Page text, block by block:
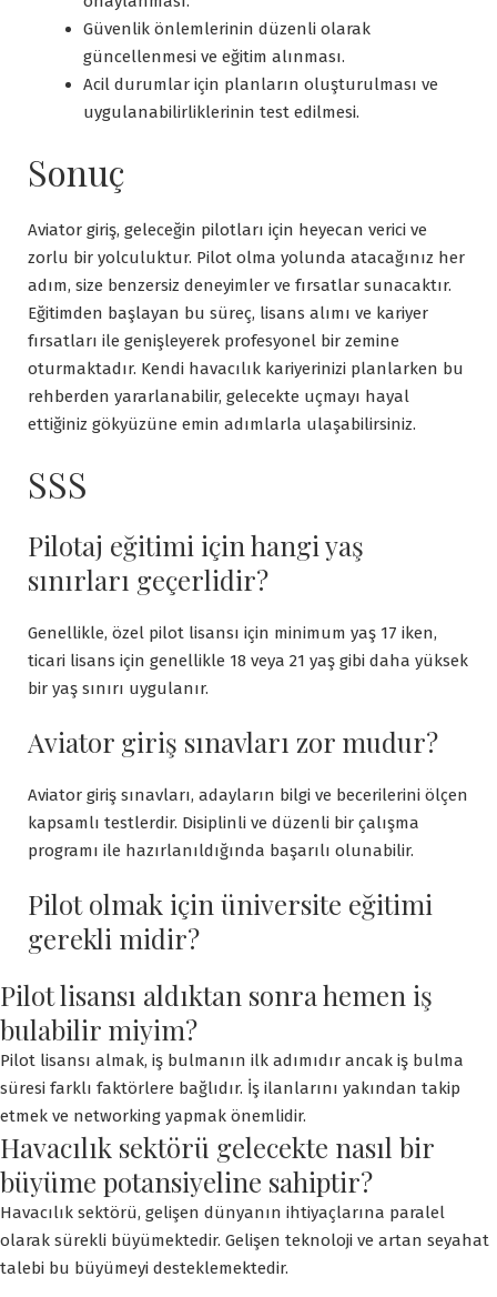
Güvenlik önlemlerinin düzenli olarak
güncellenmesi ve eğitim alınması.
Acil durumlar için planların oluşturulması ve
uygulanabilirliklerinin test edilmesi.
Sonuç
Aviator giriş, geleceğin pilotları için heyecan verici ve
zorlu bir yolculuktur. Pilot olma yolunda atacağınız her
adım, size benzersiz deneyimler ve fırsatlar sunacaktır.
Eğitimden başlayan bu süreç, lisans alımı ve kariyer
fırsatları ile genişleyerek profesyonel bir zemine
oturmaktadır. Kendi havacılık kariyerinizi planlarken bu
rehberden yararlanabilir, gelecekte uçmayı hayal
ettiğiniz gökyüzüne emin adımlarla ulaşabilirsiniz.
SSS
Pilotaj eğitimi için hangi yaş
sınırları geçerlidir?
Genellikle, özel pilot lisansı için minimum yaş 17 iken,
ticari lisans için genellikle 18 veya 21 yaş gibi daha yüksek
bir yaş sınırı uygulanır.
Aviator giriş sınavları zor mudur?
Aviator giriş sınavları, adayların bilgi ve becerilerini ölçen
kapsamlı testlerdir. Disiplinli ve düzenli bir çalışma
programı ile hazırlanıldığında başarılı olunabilir.
Pilot olmak için üniversite eğitimi
gerekli midir?
Pilot lisansı aldıktan sonra hemen iş
bulabilir miyim?
Pilot lisansı almak, iş bulmanın ilk adımıdır ancak iş bulma
süresi farklı faktörlere bağlıdır. İş ilanlarını yakından takip
etmek ve networking yapmak önemlidir.
Havacılık sektörü gelecekte nasıl bir
büyüme potansiyeline sahiptir?
Havacılık sektörü, gelişen dünyanın ihtiyaçlarına paralel
olarak sürekli büyümektedir. Gelişen teknoloji ve artan seyahat
talebi bu büyümeyi desteklemektedir.